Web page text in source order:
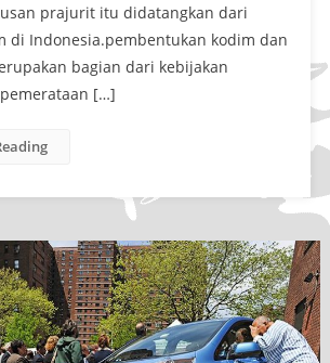
prajurit itu didatangkan dari
di Indonesia.pembentukan kodim dan
bagian dari kebijakan
[…]